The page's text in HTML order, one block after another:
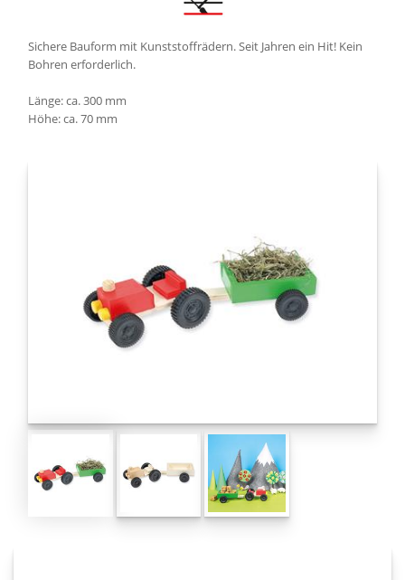
Sichere Bauform mit Kunststoffrädern. Seit Jahren ein Hit! Kein
Bohren erforderlich.
Länge: ca. 300 mm
Höhe: ca. 70 mm